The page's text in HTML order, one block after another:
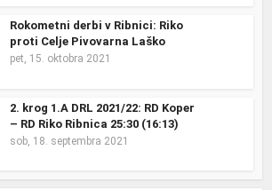
Rokometni derbi v Ribnici: Riko
proti Celje Pivovarna Laško
pet, 15. oktobra 2021
2. krog 1.A DRL 2021/22: RD Koper
– RD Riko Ribnica 25:30 (16:13)
sob, 18. septembra 2021